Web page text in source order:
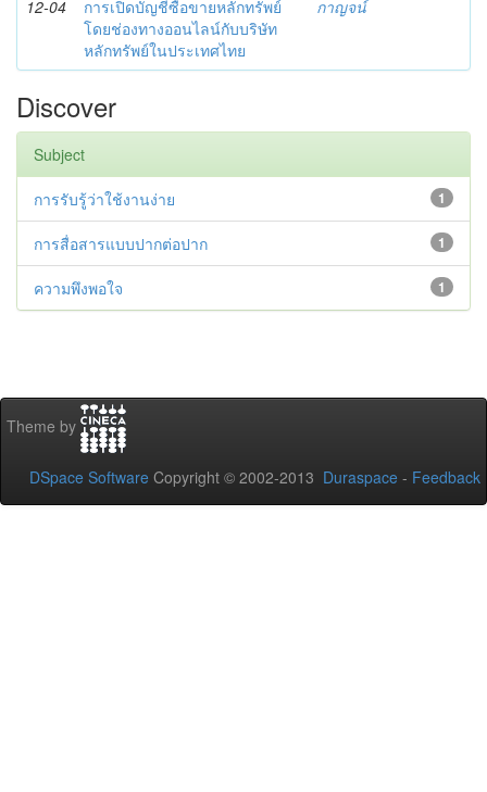
12-04
การเปิดบัญชีซื้อขายหลักทรัพย์
โดยช่องทางออนไลน์กับบริษัท
หลักทรัพย์ในประเทศไทย
กาญจน์
Discover
Subject
1
การรับรู้ว่าใช้งานง่าย
1
การสื่อสารแบบปากต่อปาก
1
ความพึงพอใจ
Theme by
DSpace Software Copyright © 2002-2013 Duraspace - Feedback